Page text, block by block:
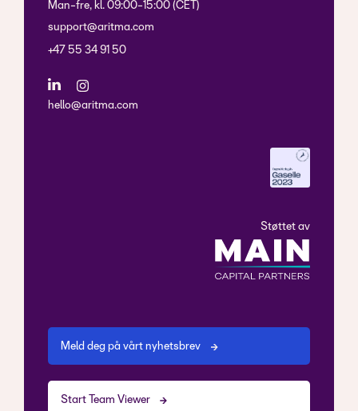
Man-fre, kl. 09:00-15:00 (CET)
support@aritma.com
+47 55 34 91 50
hello@aritma.com
Støttet av
Meld deg på vårt nyhetsbrev
Start Team Viewer